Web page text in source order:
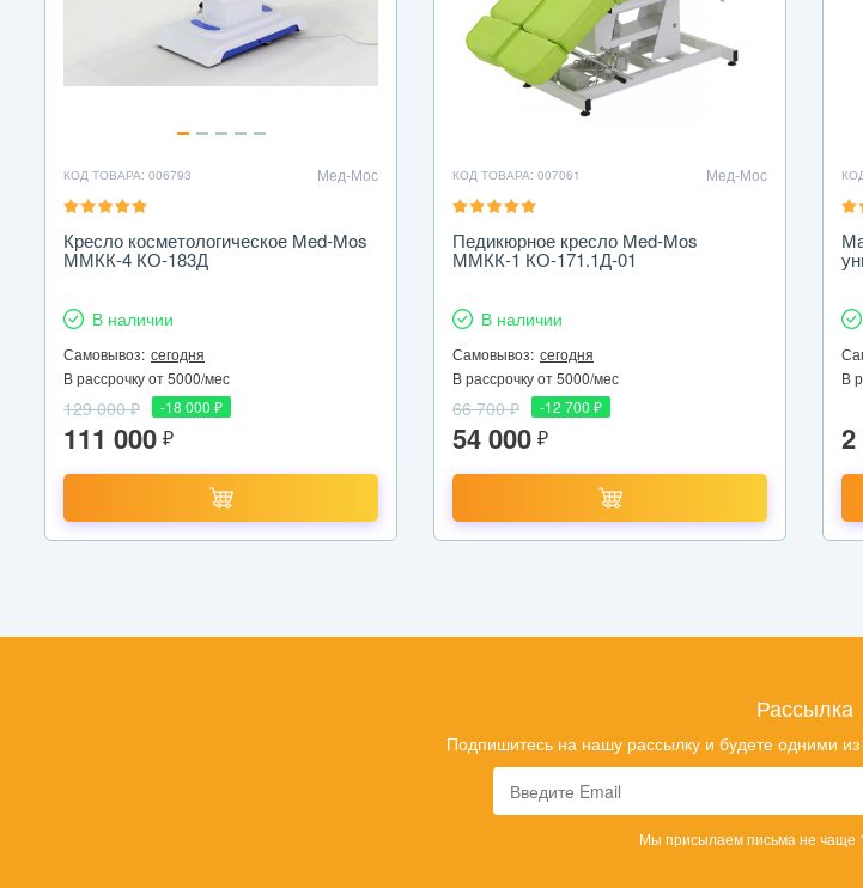
КОД ТОВАРА: 006793 Мед-Мос
Кресло косметологическое Med-Mos
ММКК-4 КО-183Д
В наличии
Самовывоз: сегодня
В рассрочку от 5000/мес
129 000 ₽ -18 000 ₽
111 000 ₽
КОД ТОВАРА: 007061 Мед-Мос
Педикюрное кресло Med-Mos
ММКК-1 КО-171.1Д-01
В наличии
Самовывоз: сегодня
В рассрочку от 5000/мес
66 700 ₽ -12 700 ₽
54 000 ₽
В
2
Рассылка
Подпишитесь на нашу рассылку и будете одними из
Мы присылаем письма не чаще